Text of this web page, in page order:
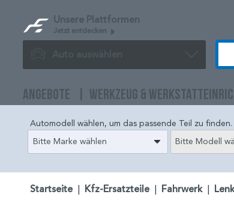
Unsere Plattformen
Jetzt entdecken
Auto auswählen
ANGEBOTE WERKZEUG &
Automodell wählen, um das passende Teil zu finden.
Bitte Marke wählen
Bitte Modell
Startseite Kfz-Ersatzteile Fahrwerk